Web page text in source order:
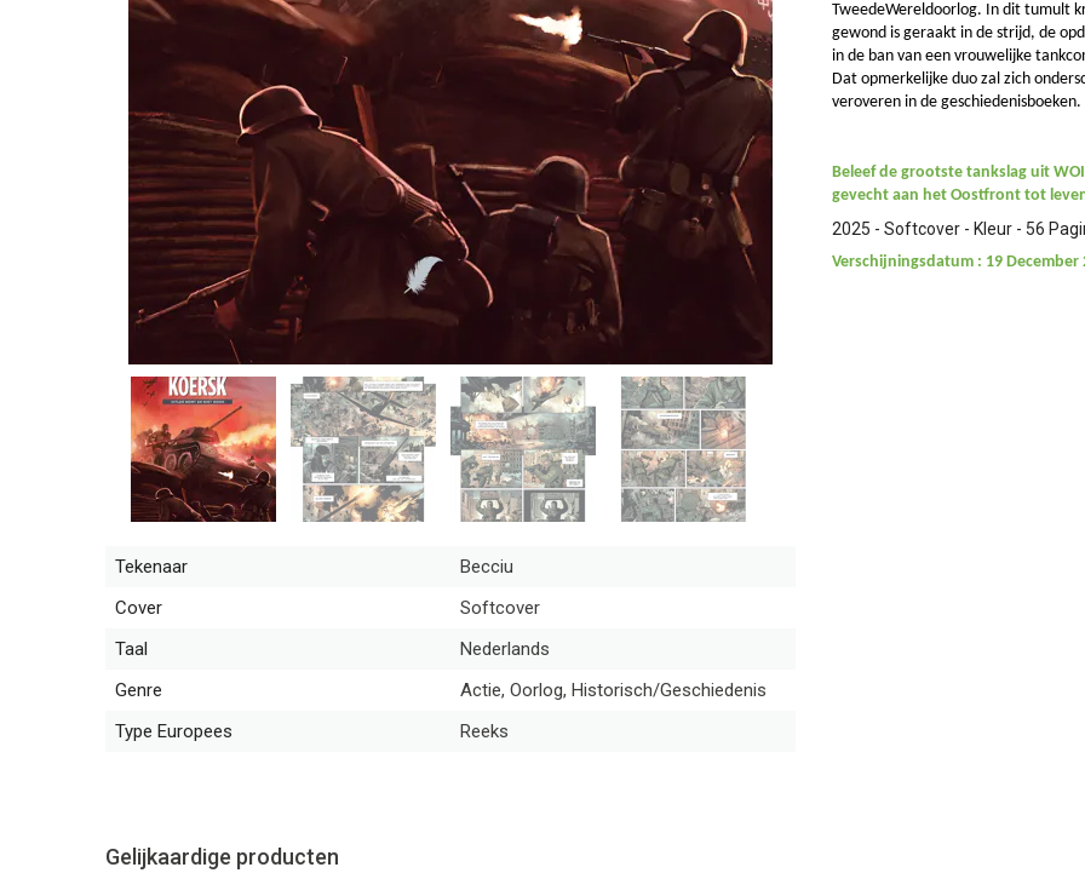
Tekenaar
Becciu
Cover
Softcover
Taal
Nederlands
Genre
Actie, Oorlog, Historisch/Geschiedenis
Type Europees
Reeks
TweedeWereldoorlog. In dit tumult
gewond is geraakt in de strijd, de
in de ban van een vrouwelijke
Dat opmerkelijke duo zal zich
veroveren in de geschiedenisboeken.
Beleef de grootste tankslag uit
gevecht aan het Oostfront tot
2025 - Softcover - Kleur - 56
Verschijningsdatum : 19 December
Gelijkaardige producten